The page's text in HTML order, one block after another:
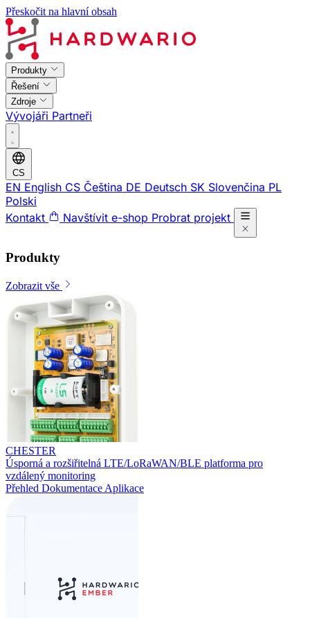
Přeskočit na hlavní obsah
Produkty
Řešení
Zdroje
Vývojáři Partneři
CS
EN English CS Čeština DE Deutsch SK Slovenčina PL
Polski
Kontakt
Navštívit e-shop Probrat projekt
Produkty
Zobrazit vše
CHESTER
Úsporná a rozšiřitelná LTE/LoRaWAN/BLE platforma pro
vzdálený monitoring
Přehled Dokumentace Aplikace